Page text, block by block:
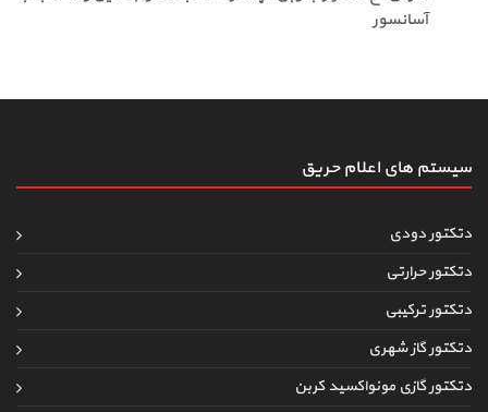
آسانسور
سیستم های اعلام حریق
دتکتور دودی
دتکتور حرارتی
دتکتور ترکیبی
دتکتور گاز شهری
دتکتور گازی مونواکسید کربن